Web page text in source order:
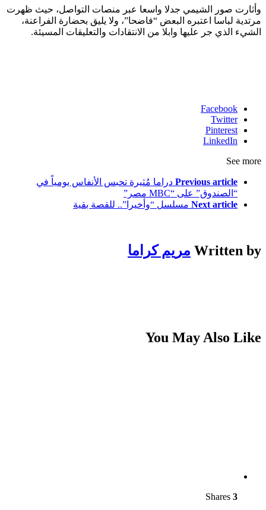
وأثارت صور الشيمي جدلا واسعا عبر منصات التواصل، حيث ظهرت
مرتدية لباسا اعتبره البعض “فاضحا”، ولا يليق بحضارة الفراعنة،
الشيء الذي جر عليها وابلا من الانتقادات والتعليقات المسيئة.
Facebook
Twitter
Pinterest
LinkedIn
See more
Previous article دراما مُثيرة تحبس الأنفاس يومياً في
“الصندوق” على “MBC مصر”
Next article مسلسل “وأخيرا”.. للقصة بقية
Written by مريم كراما
You May Also Like
3